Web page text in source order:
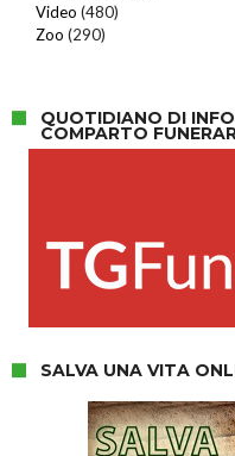
Video (480)
Zoo (290)
QUOTIDIANO DI
COMPARTO
SALVA UNA VITA